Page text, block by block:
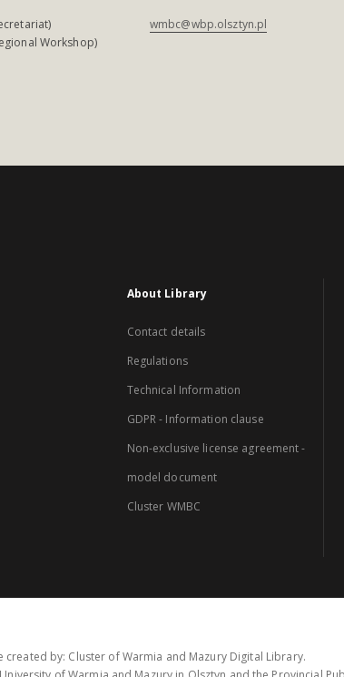
Workshop)
wmbc@wbp.olsztyn.pl
About Library
Contact details
Regulations
Technical Information
GDPR - Information clause
Non-exclusive license agreement -
model document
Cluster WMBC
created by: Cluster of Warmia and Mazury Digital Library.